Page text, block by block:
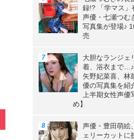
録!? 「学マス」
声優・七瀬つむ
写真集が登場♪
売
大胆なランジェ
着、浴衣まで…♪
矢野妃菜喜、林
優の写真集を紹
上半期女性声優
め】
声優・豊田萌絵
ェリーカットに